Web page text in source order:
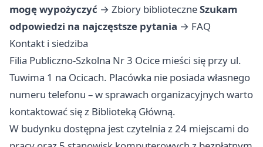
mogę wypożyczyć → Zbiory biblioteczneSzukam
odpowiedzi na najczęstsze pytania → FAQ
Kontakt i siedziba
Filia Publiczno-Szkolna Nr 3 Ocice mieści się przy ul.
Tuwima 1 na Ocicach. Placówka nie posiada własnego
numeru telefonu – w sprawach organizacyjnych warto
kontaktować się z Biblioteką Główną.
W budynku dostępna jest czytelnia z 24 miejscami do